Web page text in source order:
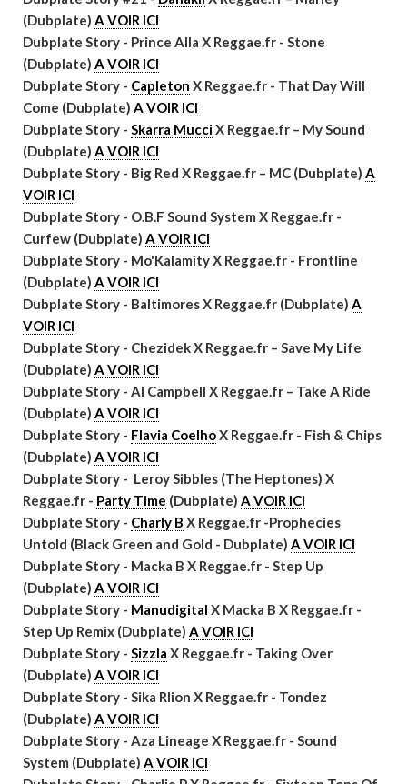
(Dubplate) A VOIR ICI
Dubplate Story - Prince Alla X Reggae.fr - Stone
(Dubplate) A VOIR ICI
Dubplate Story - Capleton X Reggae.fr - That Day Will
Come (Dubplate) A VOIR ICI
Dubplate Story - Skarra MucciX Reggae.fr – My Sound
(Dubplate) A VOIR ICI
Dubplate Story - Big Red X Reggae.fr – MC (Dubplate) A
VOIR ICI
Dubplate Story - O.B.F Sound System X Reggae.fr -
Curfew (Dubplate) A VOIR ICI
Dubplate Story - Mo'Kalamity X Reggae.fr - Frontline
(Dubplate) A VOIR ICI
Dubplate Story - Baltimores X Reggae.fr (Dubplate) A
VOIR ICI
Dubplate Story - Chezidek X Reggae.fr – Save My Life
(Dubplate) A VOIR ICI
Dubplate Story - Al Campbell X Reggae.fr – Take A Ride
(Dubplate) A VOIR ICI
Dubplate Story - Flavia CoelhoX Reggae.fr - Fish & Chips
(Dubplate) A VOIR ICI
Dubplate Story - Leroy Sibbles (The Heptones) X
Reggae.fr - Party Time (Dubplate) A VOIR ICI
Dubplate Story - Charly B X Reggae.fr -Prophecies
Untold (Black Green and Gold - Dubplate) A VOIR ICI
Dubplate Story - Macka B X Reggae.fr - Step Up
(Dubplate) A VOIR ICI
Dubplate Story - Manudigital X Macka B X Reggae.fr -
Step Up Remix (Dubplate) A VOIR ICI
Dubplate Story - Sizzla X Reggae.fr - Taking Over
(Dubplate) A VOIR ICI
Dubplate Story - Sika Rlion X Reggae.fr - Tondez
(Dubplate) A VOIR ICI
Dubplate Story - Aza Lineage X Reggae.fr - Sound
System (Dubplate) A VOIR ICI